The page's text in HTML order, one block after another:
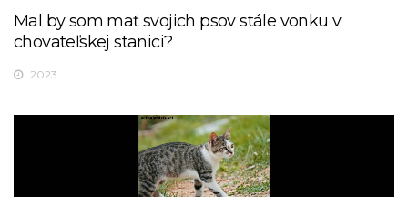
Mal by som mať svojich psov stále vonku v
chovateľskej stanici?
2023